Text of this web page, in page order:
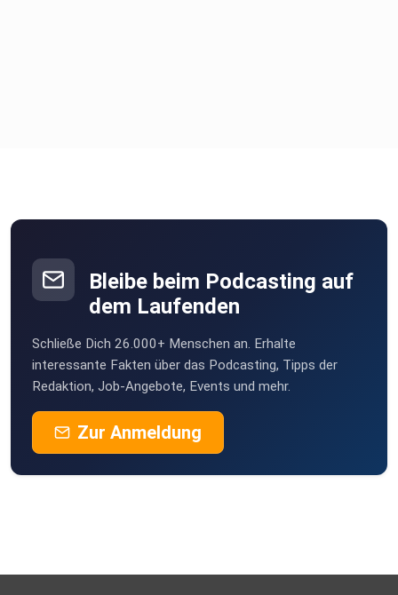
Bleibe beim Podcasting auf
dem Laufenden
Schließe Dich 26.000+ Menschen an. Erhalte
interessante Fakten über das Podcasting, Tipps der
Redaktion, Job-Angebote, Events und mehr.
Zur Anmeldung